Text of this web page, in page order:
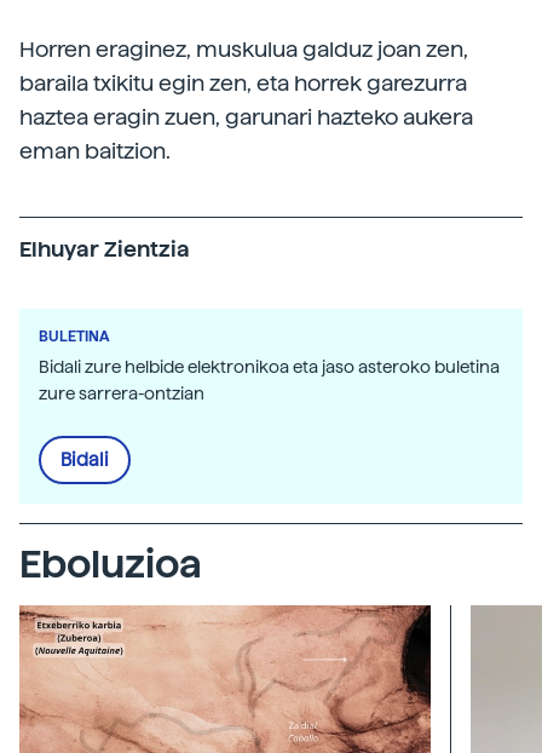
Horren eraginez, muskulua galduz joan zen,
baraila txikitu egin zen, eta horrek garezurra
haztea eragin zuen, garunari hazteko aukera
eman baitzion.
Elhuyar Zientzia
BULETINA
Bidali zure helbide elektronikoa eta jaso asteroko buletina
zure sarrera-ontzian
Bidali
Eboluzioa